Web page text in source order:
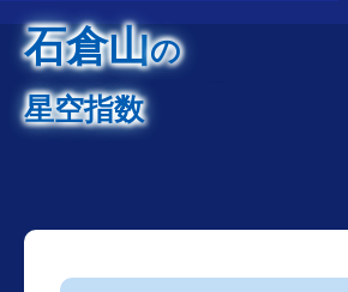
石倉山の
星空指数